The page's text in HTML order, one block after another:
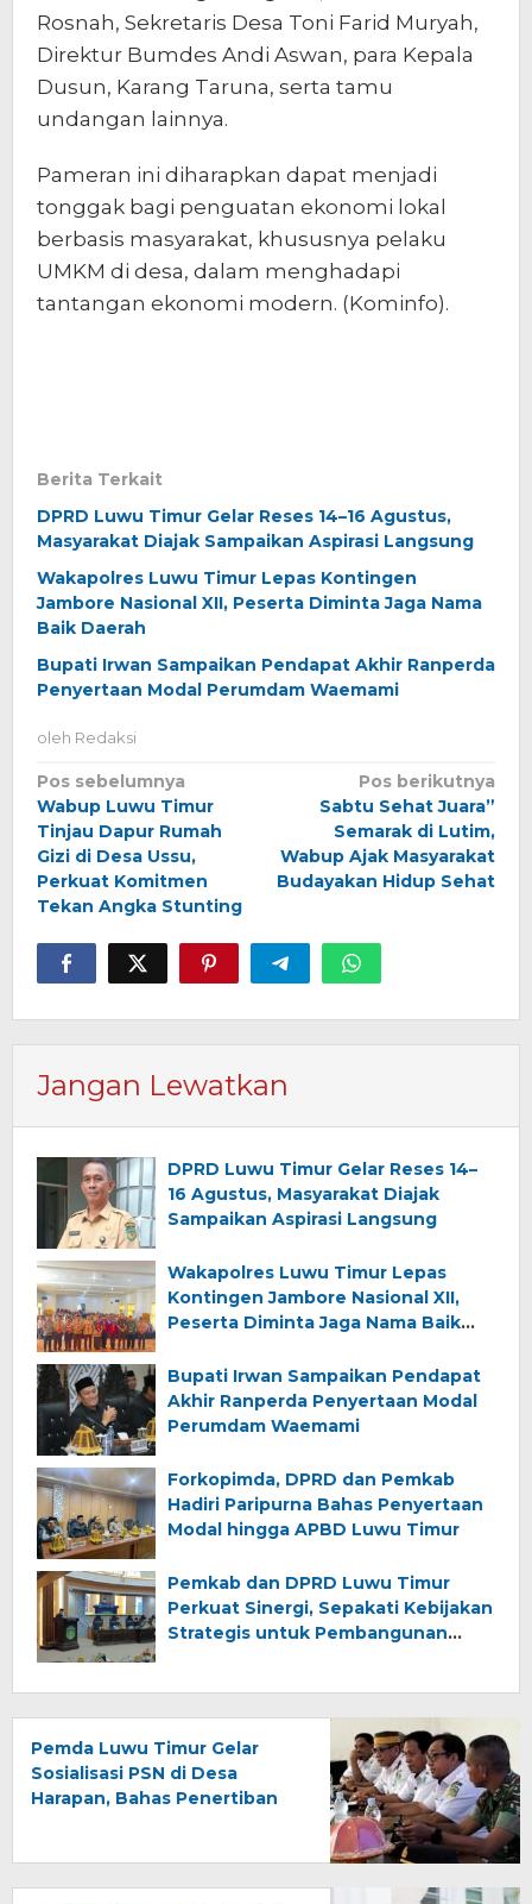
Rosnah, Sekretaris Desa Toni Farid Muryah,
Direktur Bumdes Andi Aswan, para Kepala
Dusun, Karang Taruna, serta tamu
undangan lainnya.
Pameran ini diharapkan dapat menjadi
tonggak bagi penguatan ekonomi lokal
berbasis masyarakat, khususnya pelaku
UMKM di desa, dalam menghadapi
tantangan ekonomi modern. (Kominfo).
Berita Terkait
DPRD Luwu Timur Gelar Reses 14–16 Agustus,
Masyarakat Diajak Sampaikan Aspirasi Langsung
Wakapolres Luwu Timur Lepas Kontingen
Jambore Nasional XII, Peserta Diminta Jaga Nama
Baik Daerah
Bupati Irwan Sampaikan Pendapat Akhir Ranperda
Penyertaan Modal Perumdam Waemami
oleh Redaksi
Navigasi
pos
Pos sebelumnya
Wabup Luwu Timur
Tinjau Dapur Rumah
Gizi di Desa Ussu,
Perkuat Komitmen
Tekan Angka Stunting
Pos berikutnya
Sabtu Sehat Juara”
Semarak di Lutim,
Wabup Ajak Masyarakat
Budayakan Hidup Sehat
Jangan Lewatkan
DPRD Luwu Timur Gelar Reses 14–
16 Agustus, Masyarakat Diajak
Sampaikan Aspirasi Langsung
Wakapolres Luwu Timur Lepas
Kontingen Jambore Nasional XII,
Peserta Diminta Jaga Nama Baik
Bupati Irwan Sampaikan Pendapat
Akhir Ranperda Penyertaan Modal
Perumdam Waemami
Forkopimda, DPRD dan Pemkab
Hadiri Paripurna Bahas Penyertaan
Modal hingga APBD Luwu Timur
Pemkab dan DPRD Luwu Timur
Perkuat Sinergi, Sepakati Kebijakan
Strategis untuk Pembangunan
Pemda Luwu Timur Gelar
Sosialisasi PSN di Desa
Harapan, Bahas Penertiban